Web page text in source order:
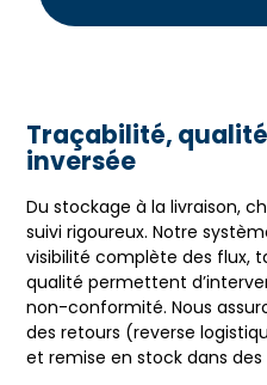
Traçabilité,
inversée
Du stockage à la livraison,
suivi rigoureux. Notre
visibilité complète des flux,
qualité permettent
non-conformité. Nous
des retours (reverse
et remise en stock dans des